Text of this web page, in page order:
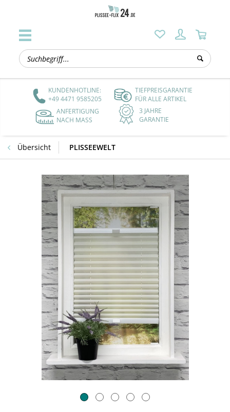
KUNDENHOTLINE:
+49 4471 9585205
TIEFPREISGARANTIE
FÜR ALLE ARTIKEL
ANFERTIGUNG
NACH MASS
3 JAHRE
GARANTIE
Übersicht PLISSEEWELT